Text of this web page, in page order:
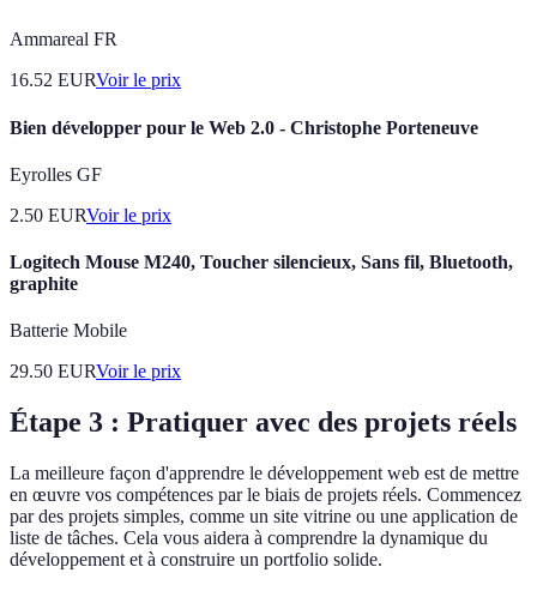
Ammareal FR
16.52 EURVoir le prix
Bien développer pour le Web 2.0 - Christophe Porteneuve
Eyrolles GF
2.50 EURVoir le prix
Logitech Mouse M240, Toucher silencieux, Sans fil, Bluetooth,
graphite
Batterie Mobile
29.50 EURVoir le prix
Étape 3 : Pratiquer avec des projets réels
La meilleure façon d'apprendre le développement web est de mettre
en œuvre vos compétences par le biais de projets réels. Commencez
par des projets simples, comme un site vitrine ou une application de
liste de tâches. Cela vous aidera à comprendre la dynamique du
développement et à construire un portfolio solide.